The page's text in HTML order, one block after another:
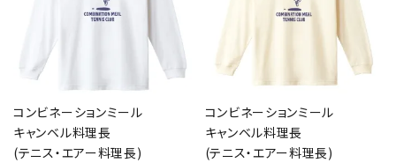
コンビネーションミール
キャンベル料理長
(テニス・エアー料理長)
コンビネーションミール
キャンベル料理長
(テニス・エアー料理長)